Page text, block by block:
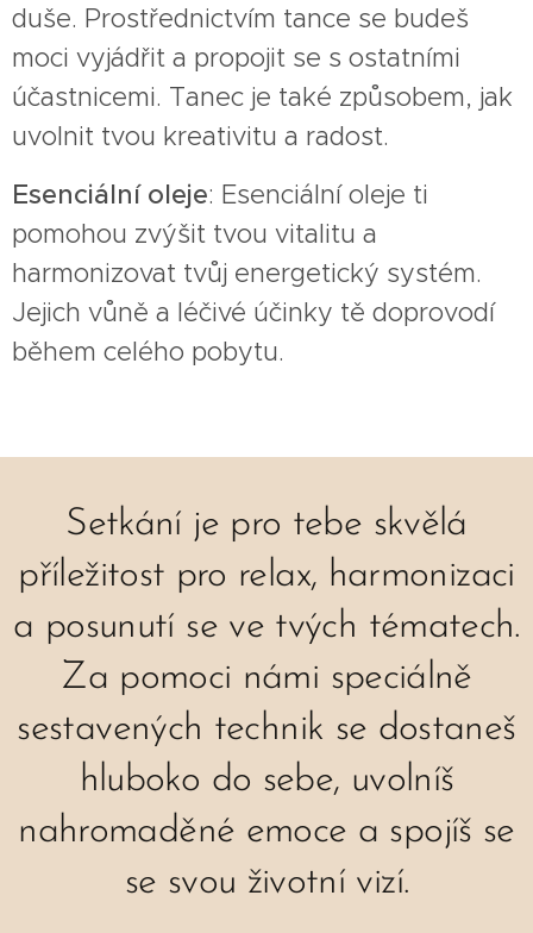
duše. Prostřednictvím tance se budeš
moci vyjádřit a propojit se s ostatními
účastnicemi. Tanec je také způsobem, jak
uvolnit tvou kreativitu a radost.
Esenciální oleje: Esenciální oleje ti
pomohou zvýšit tvou vitalitu a
harmonizovat tvůj energetický systém.
Jejich vůně a léčivé účinky tě doprovodí
během celého pobytu.
Setkání je pro tebe skvělá
příležitost pro relax, harmonizaci
a posunutí se ve tvých tématech.
Za pomoci námi speciálně
sestavených technik se dostaneš
hluboko do sebe, uvolníš
nahromaděné emoce a spojíš se
se svou životní vizí.